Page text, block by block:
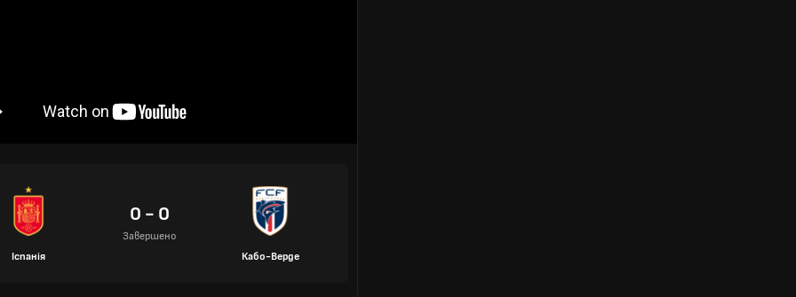
Іспанія
0 - 0
Завершено
Кабо-Верде